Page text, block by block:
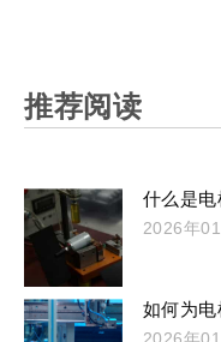
推荐阅读
什么是
2026年
如何为
2026年